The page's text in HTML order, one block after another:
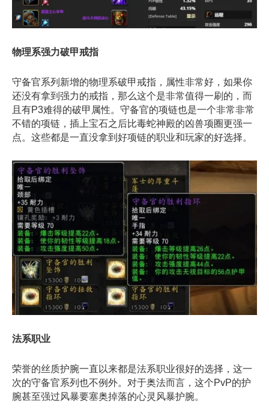
物理系强力破甲戒指
守备官系列新增的物理系破甲戒指，属性非常好，如果你
还没有拿到强力的戒指，那么这个是非常值得一刷的，而
且有P3难得的破甲属性。守备官的项链也是一个非常非常
不错的项链，插上宝石之后比毒蛇神殿的凶兽项圈更强一
点。这些都是一直没拿到好项链的职业和玩家的好选择。
法系职业
荣誉的丝质护腕一直以来都是法系职业很好的选择，这一
次的守备官系列也不例外。对于奥法而言，这个PvP的护
腕甚至强过风暴要塞奥掉落的心灵风暴护腕。